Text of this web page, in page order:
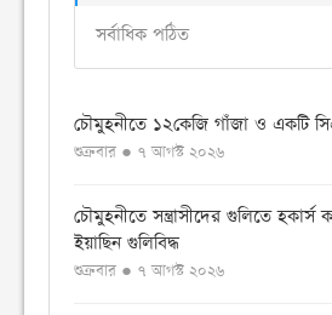
সর্বাধিক পঠিত
চৌমুহনীতে ১২কেজি গাঁজা ও একটি
শুক্রবার ● ৭ আগস্ট ২০২৬
চৌমুহনীতে সন্ত্রাসীদের গুলিতে হকার্স
ইয়াছিন গুলিবিদ্ধ
শুক্রবার ● ৭ আগস্ট ২০২৬